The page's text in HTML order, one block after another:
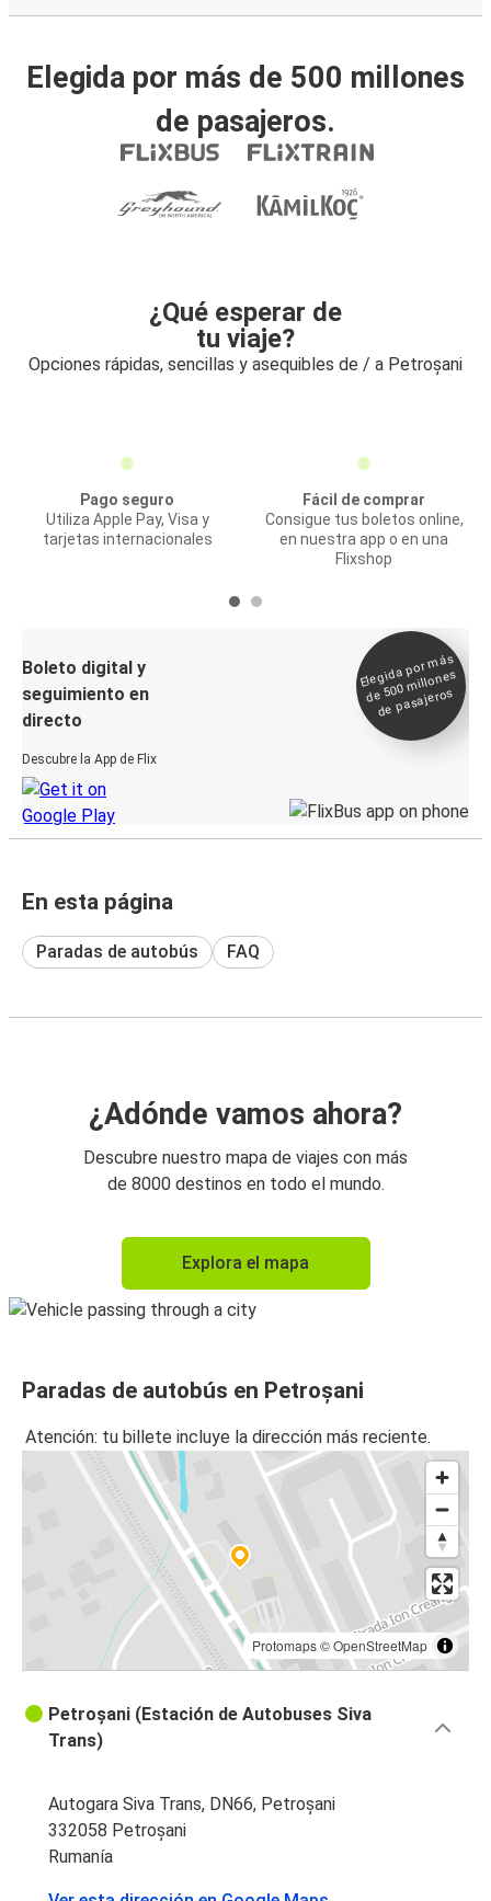
Elegida por más de 500 millones
de pasajeros.
¿Qué esperar de
tu viaje?
Opciones rápidas, sencillas y asequibles de / a Petroșani
Pago seguro
Utiliza Apple Pay, Visa y
tarjetas internacionales
Fácil de comprar
Consigue tus boletos online,
en nuestra app o en una
Flixshop
Boleto digital y
seguimiento en
directo
Descubre la App de Flix
Elegida por
más
de 500
millones
de pasajeros
En esta página
Paradas de autobús FAQ
¿Adónde vamos ahora?
Descubre nuestro mapa de viajes con más
de 8000 destinos en todo el mundo.
Explora el mapa
Paradas de autobús en Petroșani
Atención: tu billete incluye la dirección más reciente.
Protomaps©OpenStreetMap
Petroșani (Estación de Autobuses Siva
Trans)
Autogara Siva Trans, DN66, Petroșani
332058 Petroșani
Rumanía